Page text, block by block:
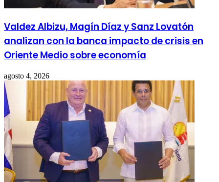
Valdez Albizu, Magín Díaz y Sanz Lovatón
analizan con la banca impacto de crisis en
Oriente Medio sobre economía
agosto 4, 2026